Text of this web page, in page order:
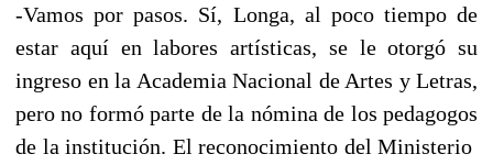
-Vamos por pasos. Sí, Longa, al poco tiempo de
estar aquí en labores artísticas, se le otorgó su
ingreso en la Academia Nacional de Artes y Letras,
pero no formó parte de la nómina de los pedagogos
de la institución. El reconocimiento del Ministerio